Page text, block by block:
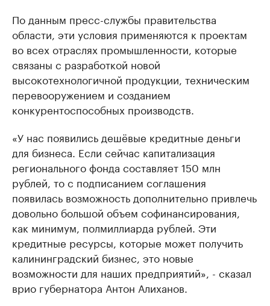
По данным пресс-службы правительства
области, эти условия применяются к проектам
во всех отраслях промышленности, которые
связаны с разработкой новой
высокотехнологичной продукции, техническим
перевооружением и созданием
конкурентоспособных производств.
«У нас появились дешёвые кредитные деньги
для бизнеса. Если сейчас капитализация
регионального фонда составляет 150 млн
рублей, то с подписанием соглашения
появилась возможность дополнительно привлечь
довольно большой объем софинансирования,
как минимум, полмиллиарда рублей. Эти
кредитные ресурсы, которые может получить
калининградский бизнес, это новые
возможности для наших предприятий», - сказал
врио губернатора Антон Алиханов.